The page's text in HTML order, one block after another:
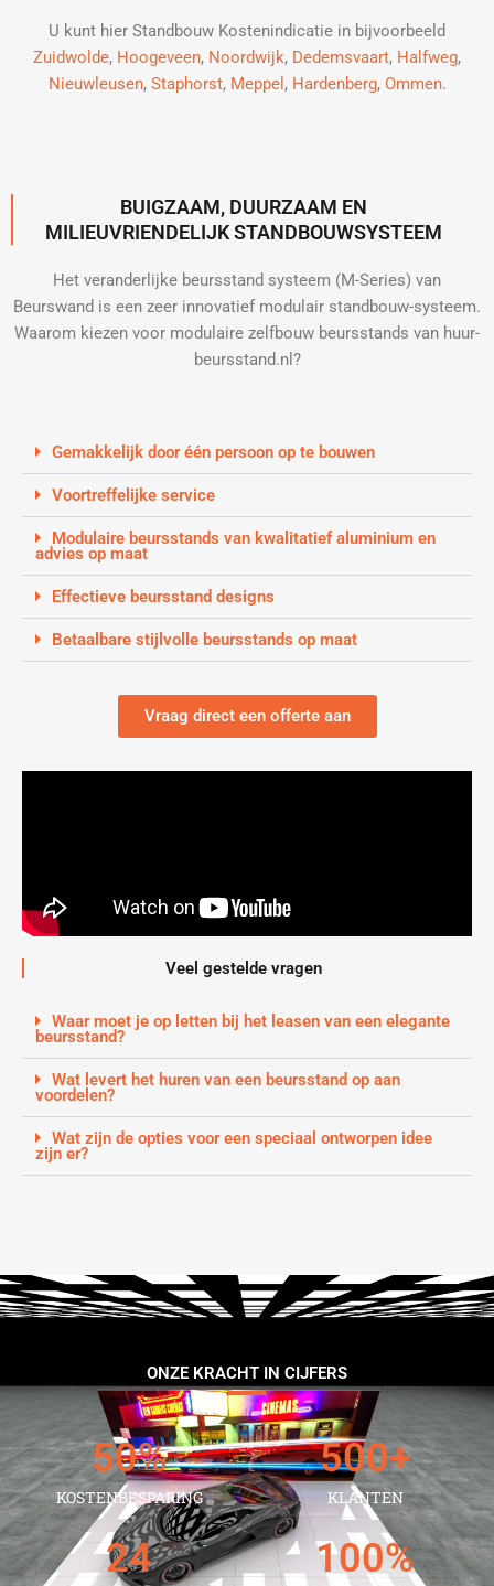
U kunt hier Standbouw Kostenindicatie in bijvoorbeeld
Zuidwolde, Hoogeveen, Noordwijk, Dedemsvaart, Halfweg,
Nieuwleusen, Staphorst, Meppel , Hardenberg, Ommen.
BUIGZAAM, DUURZAAM EN
MILIEUVRIENDELIJK STANDBOUWSYSTEEM
Het veranderlijke beursstand systeem (M-Series) van
Beurswand is een zeer innovatief modulair standbouw-systeem.
Waarom kiezen voor modulaire zelfbouw beursstands van huur-
beursstand.nl?
Gemakkelijk door één persoon op te bouwen
Voortreffelijke service
Modulaire beursstands van kwalitatief aluminium en
advies op maat
Effectieve beursstand designs
Betaalbare stijlvolle beursstands op maat
Vraag direct een offerte aan
Veel gestelde vragen
Waar moet je op letten bij het leasen van een elegante
beursstand?
Wat levert het huren van een beursstand op aan
voordelen?
Wat zijn de opties voor een speciaal ontworpen idee
zijn er?
ONZE KRACHT IN CIJFERS
KOSTENBESPARING
50%
KLANTEN
500+
24 100%